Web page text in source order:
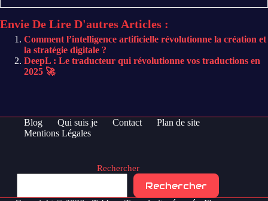
Envie De Lire D'autres Articles :
Comment l’intelligence artificielle révolutionne la création et
la stratégie digitale ?
DeepL : Le traducteur qui révolutionne vos traductions en
2025 🚀
Blog Qui suis je Contact
Plan de site
Mentions Légales
Rechercher
Rechercher